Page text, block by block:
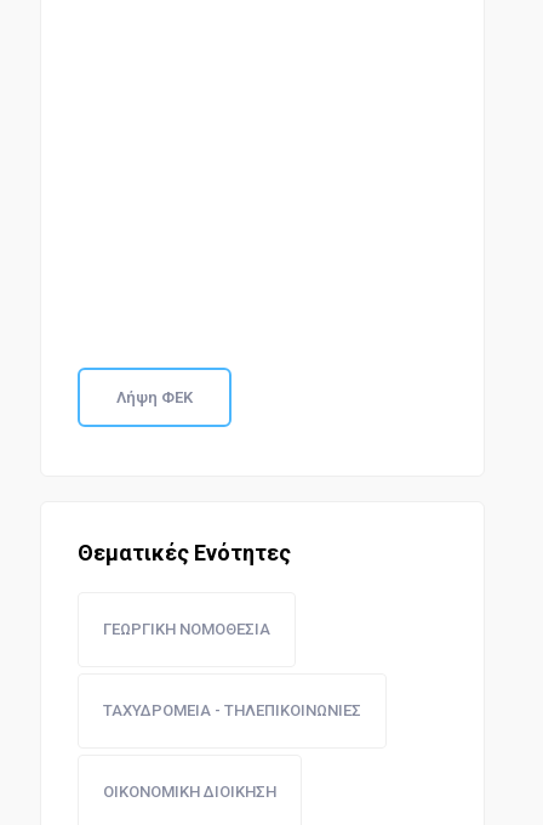
Λήψη ΦΕΚ
Θεματικές Ενότητες
ΓΕΩΡΓΙΚΗ ΝΟΜΟΘΕΣΙΑ
ΤΑΧΥΔΡΟΜΕΙΑ - ΤΗΛΕΠΙΚΟΙΝΩΝΙΕΣ
ΟΙΚΟΝΟΜΙΚΗ ΔΙΟΙΚΗΣΗ